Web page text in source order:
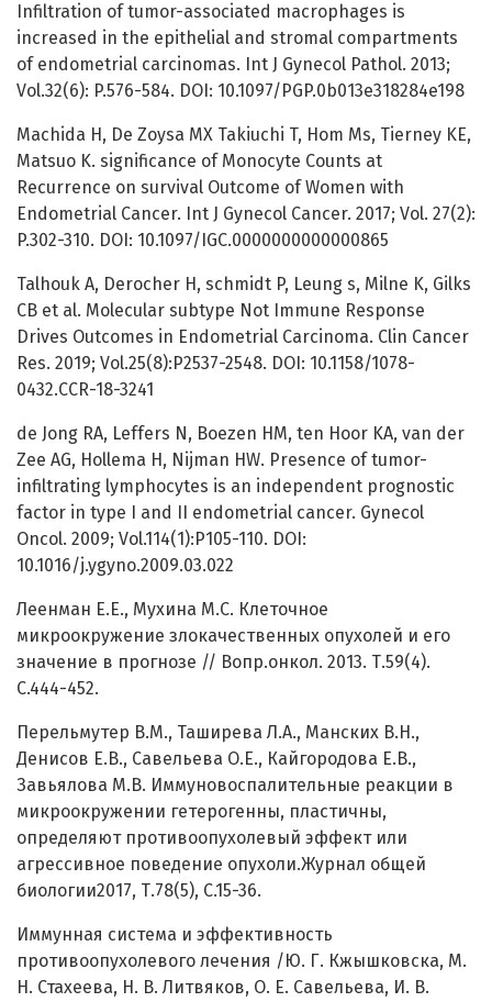
Infiltration of tumor-associated macrophages is
increased in the epithelial and stromal compartments
of endometrial carcinomas. Int J Gynecol Pathol. 2013;
Vol.32(6): P.576-584. DOI: 10.1097/PGP.0b013e318284e198
Machida H, De Zoysa MX Takiuchi T, Hom Ms, Tierney KE,
Matsuo K. significance of Monocyte Counts at
Recurrence on survival Outcome of Women with
Endometrial Cancer. Int J Gynecol Cancer. 2017; Vol. 27(2):
P.302-310. DOI: 10.1097/IGC.0000000000000865
Talhouk A, Derocher H, schmidt P, Leung s, Milne K, Gilks
CB et al. Molecular subtype Not Immune Response
Drives Outcomes in Endometrial Carcinoma. Clin Cancer
Res. 2019; Vol.25(8):P2537-2548. DOI: 10.1158/1078-
0432.CCR-18-3241
de Jong RA, Leffers N, Boezen HM, ten Hoor KA, van der
Zee AG, Hollema H, Nijman HW. Presence of tumor-
infiltrating lymphocytes is an independent prognostic
factor in type I and II endometrial cancer. Gynecol
Oncol. 2009; Vol.114(1):P105-110. DOI:
10.1016/j.ygyno.2009.03.022
Леенман Е.Е., Мухина М.С. Клеточное
микроокружение злокачественных опухолей и его
значение в прогнозе // Вопр.онкол. 2013. Т.59(4).
С.444-452.
Перельмутер В.М., Таширева Л.А., Манских В.Н.,
Денисов Е.В., Савельева О.Е., Кайгородова Е.В.,
Завьялова М.В. Иммуновоспалительные реакции в
микроокружении гетерогенны, пластичны,
определяют противоопухолевый эффект или
агрессивное поведение опухоли.Журнал общей
биологии2017, Т.78(5), С.15-36.
Иммунная система и эффективность
противоопухолевого лечения /Ю. Г. Кжышковска, М.
Н. Стахеева, Н. В. Литвяков, О. Е. Савельева, И. В.